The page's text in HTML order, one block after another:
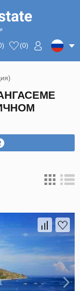
) (0)